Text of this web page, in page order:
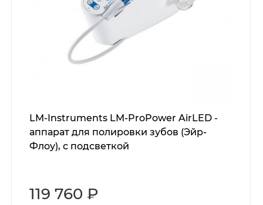
LM-Instruments LM-ProPower AirLED -
аппарат для полировки зубов (Эйр-
Флоу), с подсветкой
119 760 ₽